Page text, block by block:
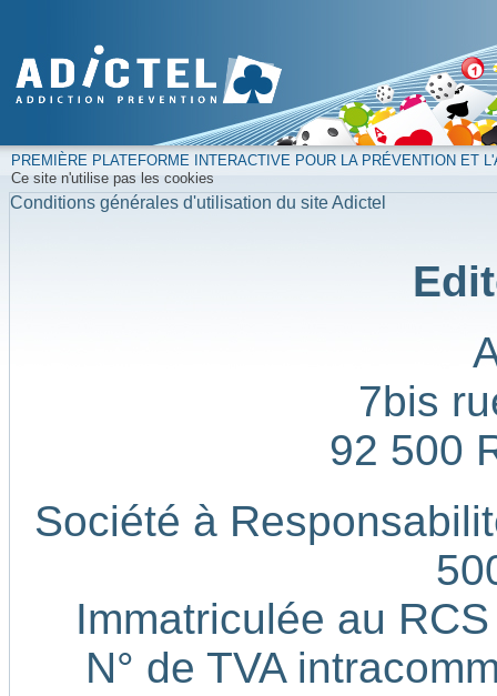
PREMIÈRE PLATEFORME INTERACTIVE POUR LA PRÉVENTION ET
Ce site n'utilise pas les cookies
Conditions générales d'utilisation du site Adictel
7bis
92 500
Société à
Immatriculée au
N° de TVA